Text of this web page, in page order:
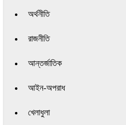
অর্থনীতি
রাজনীতি
আন্তর্জাতিক
আইন-অপরাধ
খেলাধুলা